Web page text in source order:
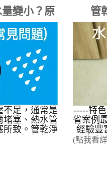
變小？原
案
不足，通常是
堵塞、熱水管
所致。管乾淨
最多清洗案
管
-----特
省案例
經驗豐
盟金,
(點我看